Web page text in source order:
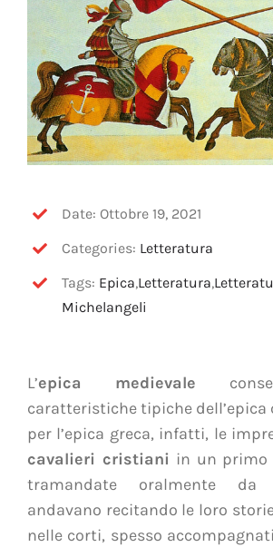
CONTATTI
Cerca
per:
Date: Ottobre 19, 2021
Categories: Letteratura
Tags: Epica,Letteratura,
Michelangeli
L’epica medievale
caratteristiche tipiche dell’epica
per l’epica greca, infatti, le
cavalieri cristiani in un primo
tramandate oralmente
andavano recitando le loro
nelle corti, spesso